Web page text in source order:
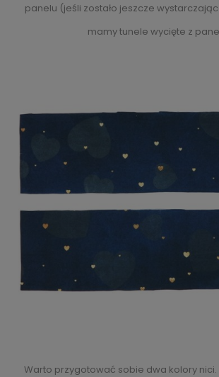
panelu (jeśli zostało jeszcze
mamy tunele wycięte z
Warto przygotować sobie dwa kolory